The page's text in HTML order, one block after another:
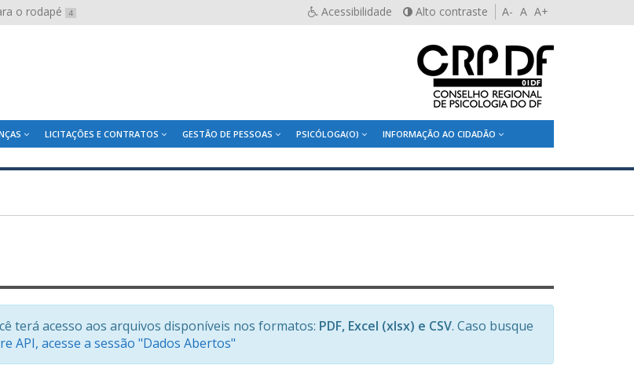
o rodapé 4 Acessibilidade Alto contraste A- A A+
LICITAÇÕES E CONTRATOS GESTÃO DE PESSOAS PSICÓLOGA(O) INFORMAÇÃO AO CIDADÃO
terá acesso aos arquivos disponíveis nos formatos: PDF, Excel (xlsx) e CSV. Caso busque
API, acesse a sessão "Dados Abertos"